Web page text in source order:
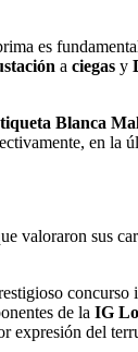
es
a ciegas y
Blanca
en la
valoraron sus
de la IG
expresión del